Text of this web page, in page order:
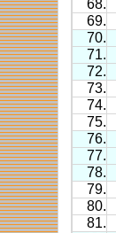
68.
69.
70.
71.
72.
73.
74.
75.
76.
77.
78.
79.
80.
81.